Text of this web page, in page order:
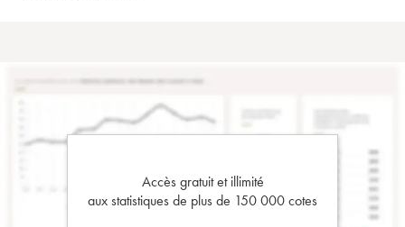
Accès gratuit et illimité
aux statistiques de plus de 150 000 cotes